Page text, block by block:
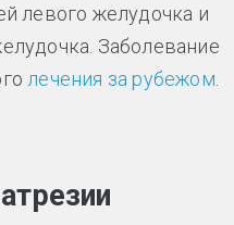
левого желудочка и
Заболевание
лечения за рубежом